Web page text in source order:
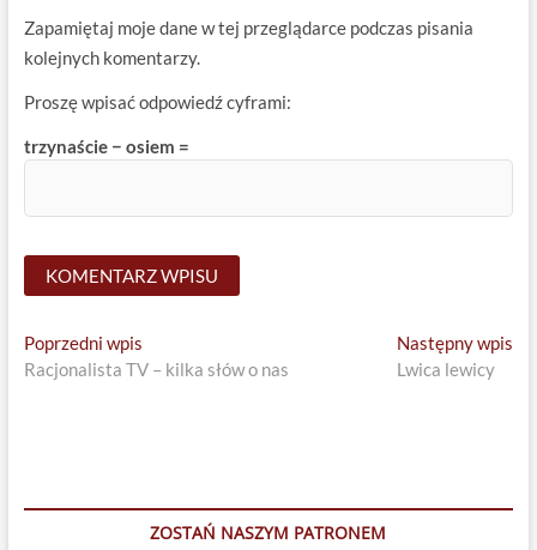
Zapamiętaj moje dane w tej przeglądarce podczas pisania
kolejnych komentarzy.
Proszę wpisać odpowiedź cyframi:
trzynaście − osiem =
Nawigacja
wpisu
Poprzedni wpisPrevious
post:
Racjonalista TV – kilka słów o nas
Następny wpis
Lwica lewicy
ZOSTAŃ NASZYM PATRONEM